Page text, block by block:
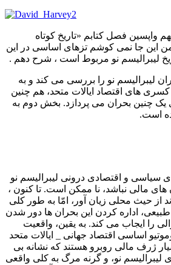
واپسین فصل کتابم «تاریخ کوتاه
نو» (1) است. من این جا نمی کوشم تزهای اساسی در این
لیبرالیسم نو مربوط است ، شرح دهم .
لیبرالیسم نو را بررسی می کند و به
های اقتصاد ایالات متحد، هم چنین
یک چنین بحران می پردازد. بخش دوم به
است.
سیاسی و اقتصادی درونی لیبرالیسم نو
های مالی نباشد، نا ممکن است. تا کنون ،
از حیث محلی زیان آور، امّا به طور کلی
اداره کردن این بحران ها دور شدن
را ایجاب می کند. به یقین، واقعیت
اساسی اقتصاد جهانی _ ایالات متحد
ژرف مالی روبرو هستند که نشانه بی
نو، و گرنه مرگ به کلی واقعی